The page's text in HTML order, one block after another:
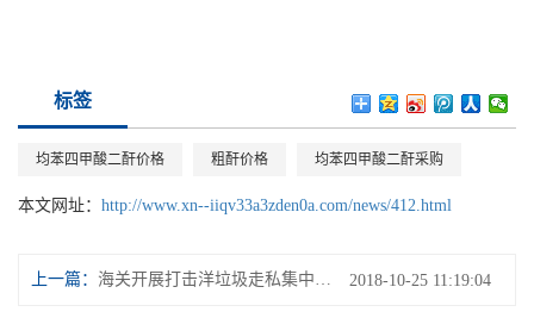
标签
均苯四甲酸二酐价格 粗酐价格 均苯四甲酸二酐采购
本文网址： http://www.xn--iiqv33a3zden0a.com/news/412.html
上一篇： 海关开展打击洋垃圾走私集中行动 2018-10-25 11:19:04